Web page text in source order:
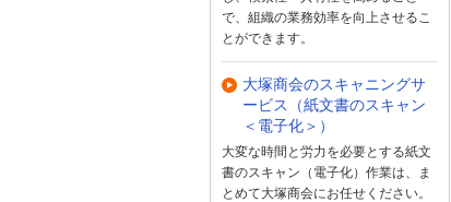
で、組織の業務効率を向上させるこ
とができます。
大塚商会のスキャニングサ
ービス（紙文書のスキャン
＜電子化＞）
大変な時間と労力を必要とする紙文
書のスキャン（電子化）作業は、ま
とめて大塚商会にお任せください。